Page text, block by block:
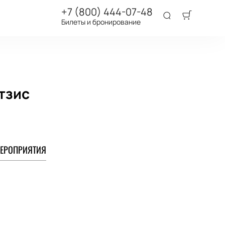
+7 (800) 444-07-48
Билеты и бронирование